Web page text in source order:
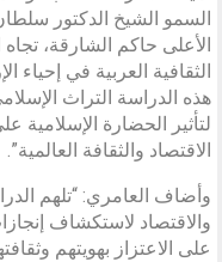
السمو الشيخ الدكتور
الأعلى حاكم الشارقة،
الثقافية العربية في إحياء
هذه الدراسة التراث
لتأثير الحضارة الإسلامية
الاقتصاد والثقافة العالمية”.
وأضاف العامري: “تلهم
والاقتصاد لاستكشاف
على الاعتزاز بهويتهم